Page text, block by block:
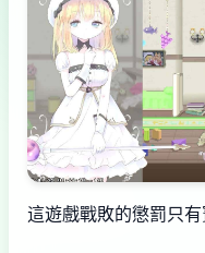
這遊戲戰敗的懲罰只